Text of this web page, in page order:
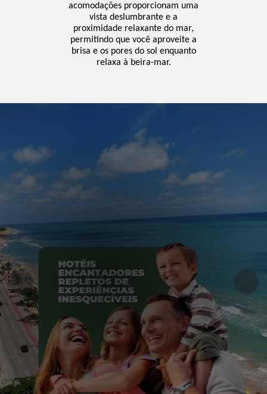
acomodações proporcionam uma
vista deslumbrante e a
proximidade relaxante do mar,
permitindo que você aproveite a
brisa e os pores do sol enquanto
relaxa à beira-mar.